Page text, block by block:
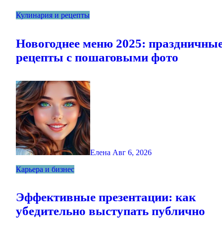
Кулинария и рецепты
Новогоднее меню 2025:
рецепты с пошаговыми фото
Елена Авг 6, 2026
Карьера и бизнес
Эффективные презентации: как
убедительно выступать публично